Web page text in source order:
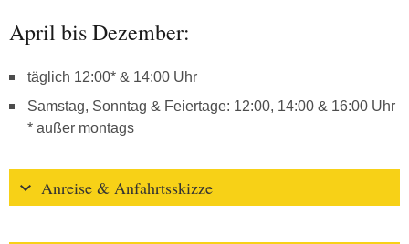
April bis Dezember:
täglich 12:00* & 14:00 Uhr
Samstag, Sonntag & Feiertage: 12:00, 14:00 & 16:00 Uhr
* außer montags
Anreise & Anfahrtsskizze